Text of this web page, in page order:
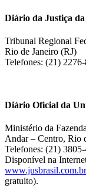
Diário da Justiça
Tribunal Regional
Rio de Janeiro (RJ)
Telefones: (21)
Diário Oficial da
Ministério da
Andar – Centro, Rio
Telefones: (21)
Disponível na
gratuito).